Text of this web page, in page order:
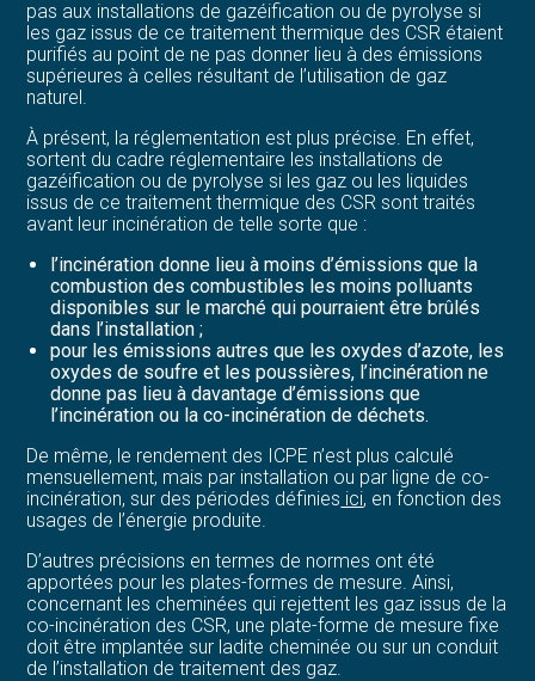
pas aux installations de gazéification ou de pyrolyse si
les gaz issus de ce traitement thermique des CSR étaient
purifiés au point de ne pas donner lieu à des émissions
supérieures à celles résultant de l’utilisation de gaz
naturel.
À présent, la réglementation est plus précise. En effet,
sortent du cadre réglementaire les installations de
gazéification ou de pyrolyse si les gaz ou les liquides
issus de ce traitement thermique des CSR sont traités
avant leur incinération de telle sorte que :
l’incinération donne lieu à moins d’émissions que la
combustion des combustibles les moins polluants
disponibles sur le marché qui pourraient être brûlés
dans l’installation ;
pour les émissions autres que les oxydes d’azote, les
oxydes de soufre et les poussières, l’incinération ne
donne pas lieu à davantage d’émissions que
l’incinération ou la co-incinération de déchets.
De même, le rendement des ICPE n’est plus calculé
mensuellement, mais par installation ou par ligne de co-
incinération, sur des périodes définies ici, en fonction des
usages de l’énergie produite.
D’autres précisions en termes de normes ont été
apportées pour les plates-formes de mesure. Ainsi,
concernant les cheminées qui rejettent les gaz issus de la
co-incinération des CSR, une plate-forme de mesure fixe
doit être implantée sur ladite cheminée ou sur un conduit
de l’installation de traitement des gaz.